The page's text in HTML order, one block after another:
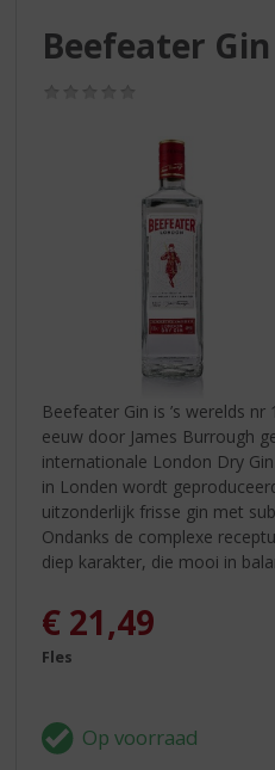
Beefeater Gin
Beefeater Gin is ’s werelds
eeuw door James Burrough
internationale London Dry
in Londen wordt
uitzonderlijk frisse gin met
Ondanks de complexe
diep karakter, die mooi in
€ 21,49
Fles